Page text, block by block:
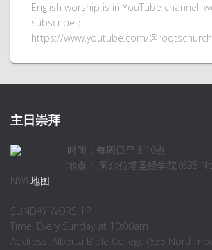
English worship is in YouTube channel,
subscribe：
https://www.youtube.com/
主日崇拜
时间：每周日早上10点
地点： 阿尔伯塔圣经学院 (635
NW) 地图
SUNDAY WORSHIP
Time: Every Sunday at 10:00am
Address: Alberta Bible College (635